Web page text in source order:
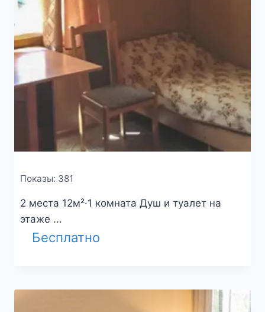
Показы: 381
2 места 12м²·1 комната Душ и туалет на
этаже ...
Бесплатно